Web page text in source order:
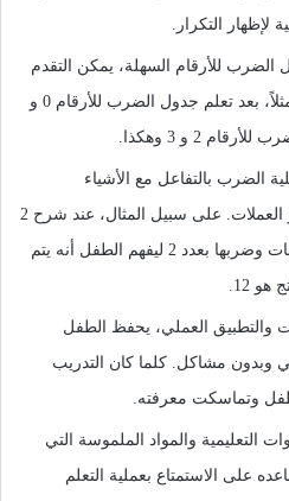
لإظهار التكرار.
للأرقام السهلة، يمكن التقدم
إلى الأرقام الأكبر تدريجياً. مثلاً، بعد تعلم جدول الضرب للأرقام 0 و
الضرب بالتفاعل مع الأشياء
الملموسة مثل المكعبات أو العملات. على سبيل المثال، عند شرح 2
× 6، يمكن استخدام 6 مكعبات وضربها بعدد 2 ليفهم الطفل أنه يتم
والتطبيق العملي، يحفظ الطفل
مشاكل. كلما كان التدريب
وتماسكت معرفته.
التعليمية والمواد الملموسة التي
على الاستمتاع بعملية التعلم